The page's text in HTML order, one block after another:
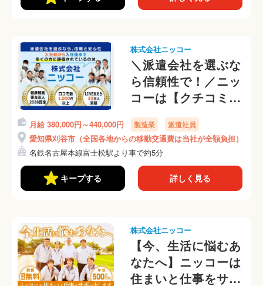
株式会社ニッコー
＼派遣会社を選ぶな
ら信頼性で！／ニッ
コーは【クチコミ
1000件以上・
Google評価★4.5・
健康経営優良法人
2026認定】(67-58)
月給 380,000円～440,000円 製造業 派遣社員
愛知県刈谷市（全国各地からの移動交通費は当社が全額負担）
名鉄名古屋本線富士松駅より車で約5分
キープする 詳しく見る
株式会社ニッコー
【今、生活に悩むあ
なたへ】ニッコーは
住まいと仕事をサポ